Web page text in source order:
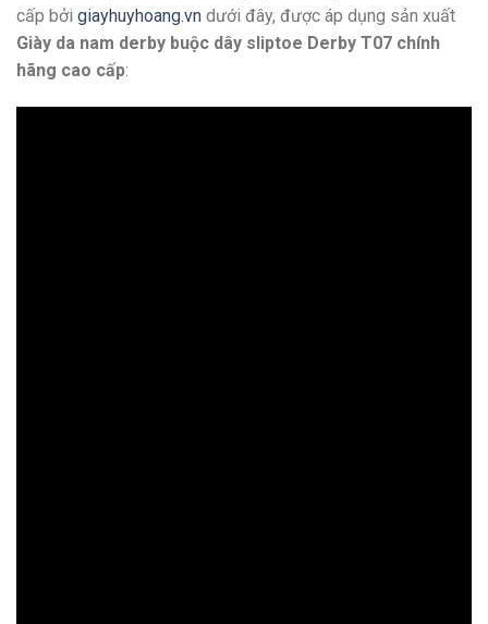
cấp bởi giayhuyhoang.vn dưới đây, được áp dụng sản xuất
Giày da nam derby buộc dây sliptoe Derby T07 chính
hãng cao cấp: